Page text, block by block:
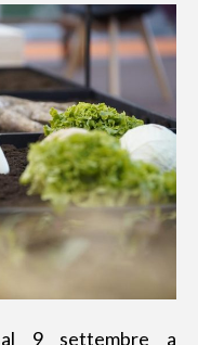
9 settembre a